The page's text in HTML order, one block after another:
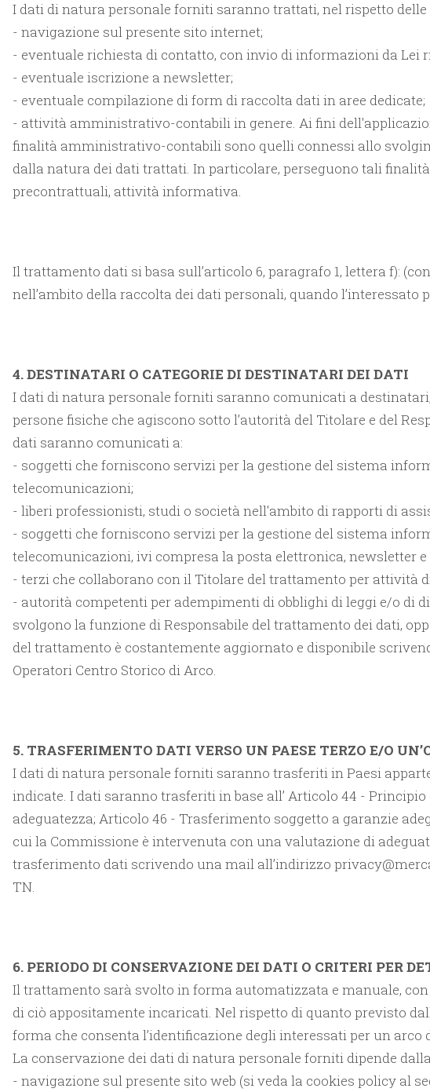
I dati di natura personale forniti saranno trattati, nel rispetto
- navigazione sul presente sito internet;
- eventuale richiesta di contatto, con invio di informazioni da Lei
- eventuale iscrizione a newsletter;
- eventuale compilazione di form di raccolta dati in aree dedicate;
- attività amministrativo-contabili in genere. Ai fini
finalità amministrativo-contabili sono quelli connessi allo
dalla natura dei dati trattati. In particolare, perseguono tali
precontrattuali, attività informativa.
Il trattamento dati si basa sull’articolo 6, paragrafo 1, lettera f):
nell’ambito della raccolta dei dati personali, quando
4. DESTINATARI O CATEGORIE DI DESTINATARI DEI DATI
I dati di natura personale forniti saranno comunicati a
persone fisiche che agiscono sotto l’autorità del Titolare e del
dati saranno comunicati a:
- soggetti che forniscono servizi per la gestione del sistema
telecomunicazioni;
- liberi professionisti, studi o società nell'ambito di rapporti di
- soggetti che forniscono servizi per la gestione del sistema
telecomunicazioni, ivi compresa la posta elettronica, newsletter
- terzi che collaborano con il Titolare del trattamento per attività
- autorità competenti per adempimenti di obblighi di leggi e/o di
svolgono la funzione di Responsabile del trattamento dei dati,
del trattamento è costantemente aggiornato e disponibile
Operatori Centro Storico di Arco.
5. TRASFERIMENTO DATI VERSO UN PAESE TERZO E/O
I dati di natura personale forniti saranno trasferiti in Paesi
indicate. I dati saranno trasferiti in base all’ Articolo 44 -
adeguatezza; Articolo 46 - Trasferimento soggetto a garanzie
cui la Commissione è intervenuta con una valutazione di
trasferimento dati scrivendo una mail all’indirizzo
TN.
6. PERIODO DI CONSERVAZIONE DEI DATI O CRITERI PER
Il trattamento sarà svolto in forma automatizzata e manuale,
di ciò appositamente incaricati. Nel rispetto di quanto previsto
forma che consenta l’identificazione degli interessati per un
La conservazione dei dati di natura personale forniti dipende
- navigazione sul presente sito web (si veda la cookies policy al